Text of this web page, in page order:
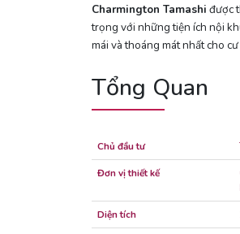
Charmington Tamashi được
trọng với những tiện ích nội
mái và thoáng mát nhất cho
Tổng Quan
Chủ đầu tư
Đơn vị thiết kế
Diện tích